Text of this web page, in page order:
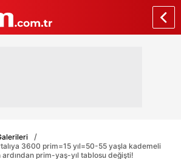
3600 prim=15 yıl=50-55 yaşla kademeli
prim-yaş-yıl tablosu değişti!